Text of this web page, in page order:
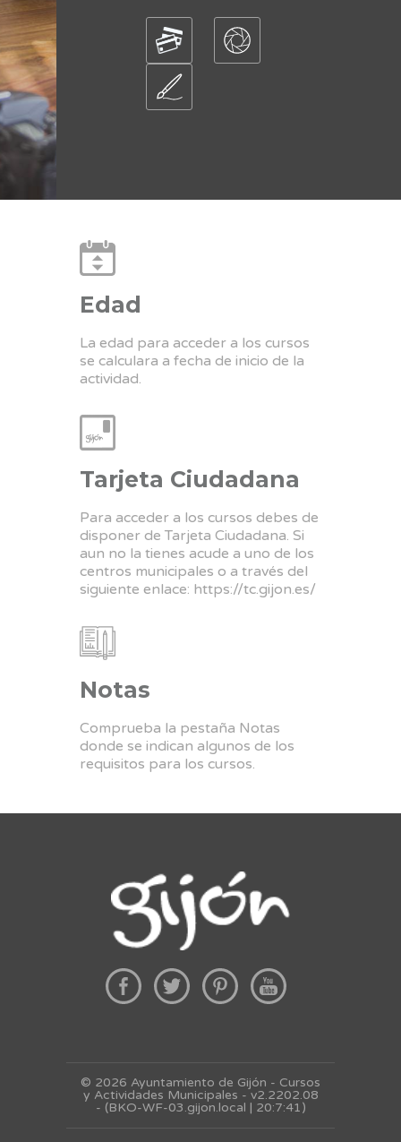
Edad
La edad para acceder a los cursos
se calculara a fecha de inicio de la
actividad.
Tarjeta Ciudadana
Para acceder a los cursos debes de
disponer de Tarjeta Ciudadana. Si
aun no la tienes acude a uno de los
centros municipales o a través del
siguiente enlace: https://tc.gijon.es/
Notas
Comprueba la pestaña Notas
donde se indican algunos de los
requisitos para los cursos.
© 2026 Ayuntamiento de Gijón - Cursos
y Actividades Municipales - v2.2202.08
- (BKO-WF-03.gijon.local | 20:7:41)